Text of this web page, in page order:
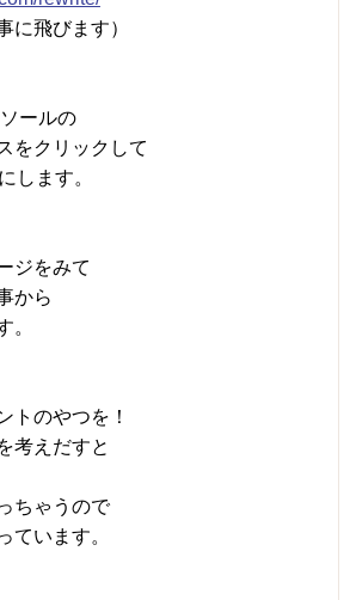
に飛びます）
ールの
をクリックして
します。
ジをみて
から
。
トのやつを！
考えだすと
ちゃうので
ています。